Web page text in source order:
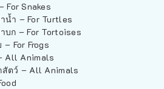
For Snakes
น้ำ – For Turtles
บก – For Tortoises
For Frogs
All Animals
สัตว์ – All Animals